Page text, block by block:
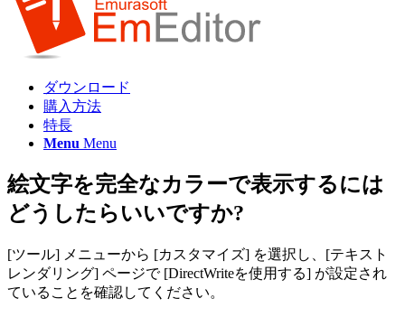
ダウンロード
購入方法
特長
Menu Menu
絵文字を完全なカラーで表示するには
どうしたらいいですか?
[ツール] メニューから [カスタマイズ] を選択し、[テキスト
レンダリング] ページで [DirectWriteを使用する] が設定され
ていることを確認してください。